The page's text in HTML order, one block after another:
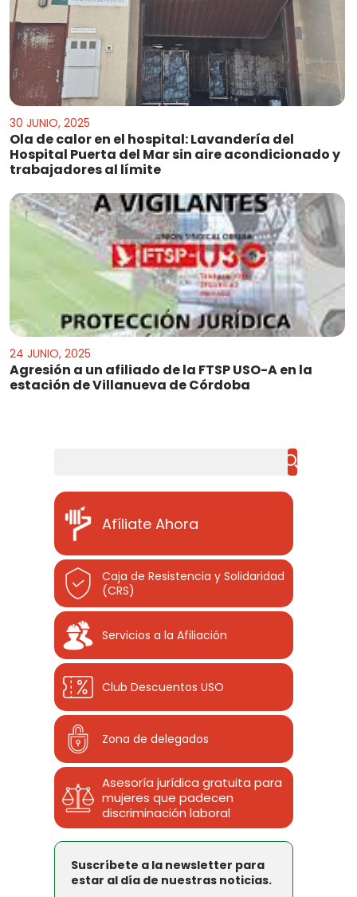
30 JUNIO, 2025
Ola de calor en el hospital: Lavandería del
Hospital Puerta del Mar sin aire acondicionado y
trabajadores al límite
24 JUNIO, 2025
Agresión a un afiliado de la FTSP USO-A en la
estación de Villanueva de Córdoba
Afíliate Ahora
Caja de Resistencia y Solidaridad
(CRS)
Servicios a la Afiliación
Club Descuentos USO
Zona de delegados
Asesoría jurídica gratuita para
mujeres que padecen
discriminación laboral
Suscríbete a la newsletter para
estar al día de nuestras noticias.